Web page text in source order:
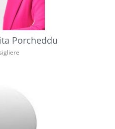
Porcheddu